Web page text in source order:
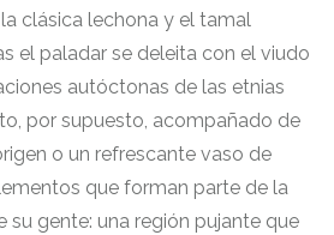
clásica lechona y el tamal
el paladar se deleita con el viudo
autóctonas de las etnias
por supuesto, acompañado de
o un refrescante vaso de
que forman parte de la
su gente: una región pujante que